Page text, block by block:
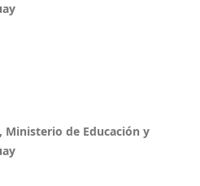
Ministerio de Educación y